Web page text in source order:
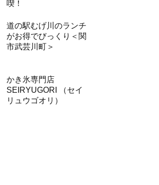
喫！
道の駅むげ川のランチ
がお得でびっくり＜関
市武芸川町＞
かき氷専門店
SEIRYUGORI （セイ
リュウゴオリ）